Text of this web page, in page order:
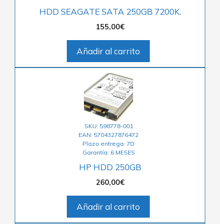
HDD SEAGATE SATA 250GB 7200K.
155,00€
Añadir al carrito
SKU: 598778-001
EAN: 5704327876472
Plazo entrega: 7D
Garantía: 6 MESES
HP HDD 250GB
260,00€
Añadir al carrito